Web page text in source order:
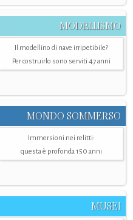
MODELLISMO
Il modellino di nave irripetibile?
Per costruirlo sono serviti 47 anni
MONDO SOMMERSO
Immersioni nei relitti:
questa è profonda 150 anni
MUSEI